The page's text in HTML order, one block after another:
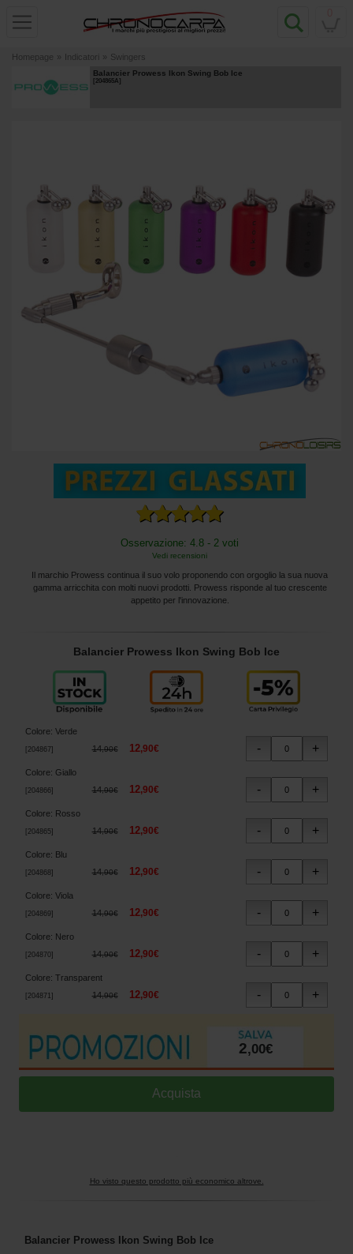
Homepage » Indicatori » Swingers
Balancier Prowess Ikon Swing Bob Ice
[204865A]
Osservazione: 4.8 - 2 voti
Vedi recensioni
Il marchio Prowess continua il suo volo proponendo con orgoglio la sua nuova
gamma arricchita con molti nuovi prodotti. Prowess risponde al tuo crescente
appetito per l'innovazione.
Balancier Prowess Ikon Swing Bob Ice
Colore: Verde
204867] 14,90€ 12,90€
Colore: Giallo
204866] 14,90€ 12,90€
Colore: Rosso
204865] 14,90€ 12,90€
Colore: Blu
204868 ] 14,90€ 12,90€
Colore: Viola
204869] 14,90€ 12,90€
Colore: Nero
204870] 14,90€ 12,90€
Colore: Transparent
204871 ] 14,90€ 12,90€
2,00€
Ho visto questo prodotto più economico altrove.
Balancier Prowess Ikon Swing Bob Ice